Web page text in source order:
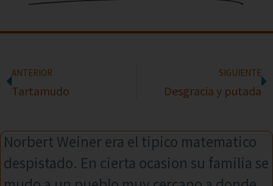
ANTERIOR
Tartamudo
SIGUIENTE
Desgracia y putada
Norbert Weiner era el tipico matematico
despistado. En cierta ocasion su familia se